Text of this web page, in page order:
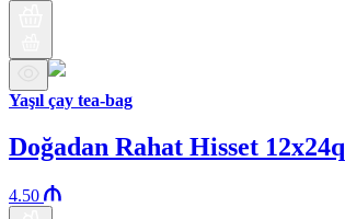
Yaşıl çay tea-bag
Doğadan Rahat Hisset
4.50